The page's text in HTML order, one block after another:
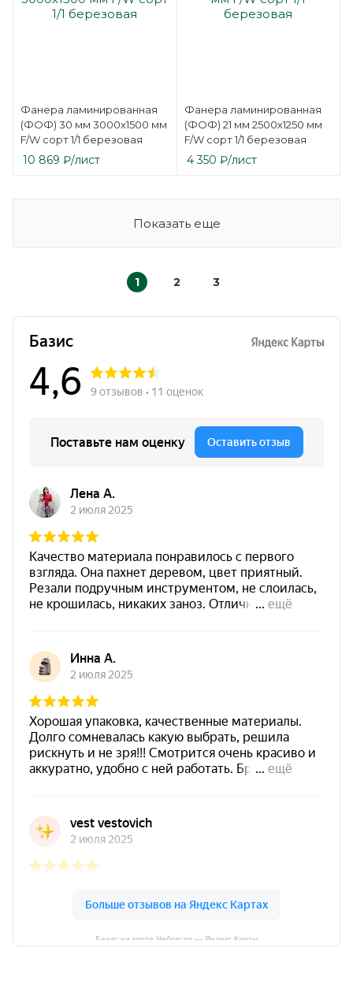
Фанера ламинированная
(ФОФ) 30 мм 3000х1500 мм
F/W сорт 1/1 березовая
10 869 ₽/лист
Фанера ламинированная
(ФОФ) 21 мм 2500х1250 мм
F/W сорт 1/1 березовая
4 350 ₽/лист
Показать еще
1 2 3
Базис на карте Чебоксар — Яндекс Карты